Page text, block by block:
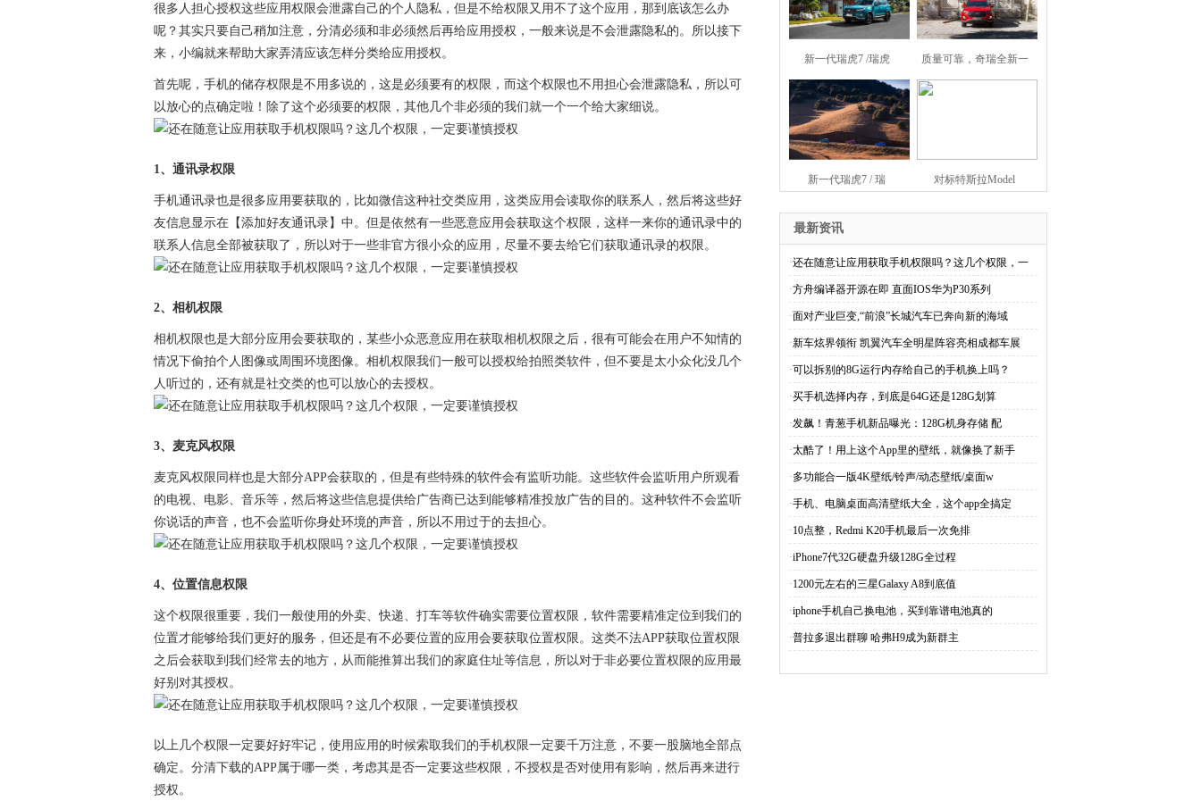
很多人担心授权这些应用权限会泄露自己的个人隐私，但是不给权限又用不了这个应用，那到底该怎么办
呢？其实只要自己稍加注意，分清必须和非必须然后再给应用授权，一般来说是不会泄露隐私的。所以接下
来，小编就来帮助大家弄清应该怎样分类给应用授权。
首先呢，手机的储存权限是不用多说的，这是必须要有的权限，而这个权限也不用担心会泄露隐私，所以可
以放心的点确定啦！除了这个必须要的权限，其他几个非必须的我们就一个一个给大家细说。
1、通讯录权限
手机通讯录也是很多应用要获取的，比如微信这种社交类应用，这类应用会读取你的联系人，然后将这些好
友信息显示在【添加好友通讯录】中。但是依然有一些恶意应用会获取这个权限，这样一来你的通讯录中的
联系人信息全部被获取了，所以对于一些非官方很小众的应用，尽量不要去给它们获取通讯录的权限。
2、相机权限
相机权限也是大部分应用会要获取的，某些小众恶意应用在获取相机权限之后，很有可能会在用户不知情的
情况下偷拍个人图像或周围环境图像。相机权限我们一般可以授权给拍照类软件，但不要是太小众化没几个
人听过的，还有就是社交类的也可以放心的去授权。
3、麦克风权限
麦克风权限同样也是大部分APP会获取的，但是有些特殊的软件会有监听功能。这些软件会监听用户所观看
的电视、电影、音乐等，然后将这些信息提供给广告商已达到能够精准投放广告的目的。这种软件不会监听
你说话的声音，也不会监听你身处环境的声音，所以不用过于的去担心。
4、位置信息权限
这个权限很重要，我们一般使用的外卖、快递、打车等软件确实需要位置权限，软件需要精准定位到我们的
位置才能够给我们更好的服务，但还是有不必要位置的应用会要获取位置权限。这类不法APP获取位置权限
之后会获取到我们经常去的地方，从而能推算出我们的家庭住址等信息，所以对于非必要位置权限的应用最
好别对其授权。
以上几个权限一定要好好牢记，使用应用的时候索取我们的手机权限一定要千万注意，不要一股脑地全部点
确定。分清下载的APP属于哪一类，考虑其是否一定要这些权限，不授权是否对使用有影响，然后再来进行
授权。
新一代瑞虎7 /瑞虎 质量可靠，奇瑞全新一
新一代瑞虎7 / 瑞 对标特斯拉Model
最新资讯
·还在随意让应用获取手机权限吗？这几个权限，一
·方舟编译器开源在即 直面IOS华为P30系列
·面对产业巨变,“前浪”长城汽车已奔向新的海域
·新车炫界领衔 凯翼汽车全明星阵容亮相成都车展
·可以拆别的8G运行内存给自己的手机换上吗？
·买手机选择内存，到底是64G还是128G划算
·发飙！青葱手机新品曝光：128G机身存储 配
·太酷了！用上这个App里的壁纸，就像换了新手
·多功能合一版4K壁纸/铃声/动态壁纸/桌面w
·手机、电脑桌面高清壁纸大全，这个app全搞定
·10点整，Redmi K20手机最后一次免排
·iPhone7代32G硬盘升级128G全过程
·1200元左右的三星Galaxy A8到底值
·iphone手机自己换电池，买到靠谱电池真的
·普拉多退出群聊 哈弗H9成为新群主